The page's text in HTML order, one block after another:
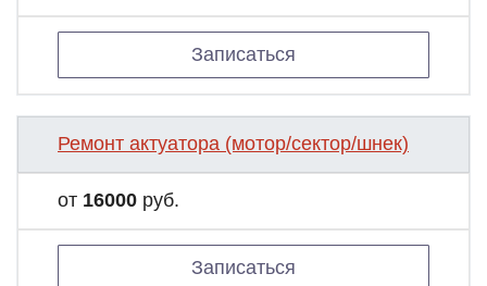
Записаться
Ремонт актуатора (мотор/сектор/шнек)
от 16000 руб.
Записаться